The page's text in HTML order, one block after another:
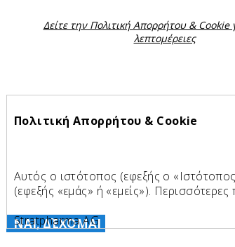
Δείτε την Πολιτική Απορρήτου & Cookie
λεπτομέρειες
Πολιτική Απορρήτου & Cookie
Αυτός ο ιστότοπος (εφεξής ο
(εφεξής «εμάς» ή «εμείς»).
Stratpharma AG
Aeschenvorstadt 57
ΝΑΙ, ΔΈΧΟΜΑΙ